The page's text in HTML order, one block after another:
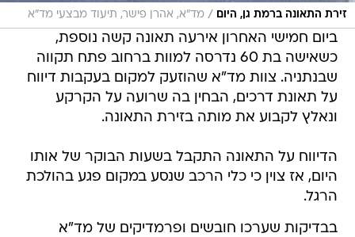
זירת התאונה ברמת גן, היום / מד"א, אהרן פישר, תיעוד מבצעי מד"א
ביום חמישי האחרון אירעה תאונה קשה נוספת,
כשאישה בת 60 נדרסה למוות ברחוב פתח תקווה
שבנתניה. צוות מד"א שהוזעק למקום בעקבות דיווח
על תאונת דרכים, הבחין בה שרועה על הקרקע
ונאלץ לקבוע את מותה בזירת התאונה.
הדיווח על התאונה התקבל בשעות הבוקר של אותו
היום, אז צוין כי כלי הרכב שנסע במקום פגע בהולכת
הרגל.
בבדיקות שערכו חובשים ופרמדיקים של מד"א